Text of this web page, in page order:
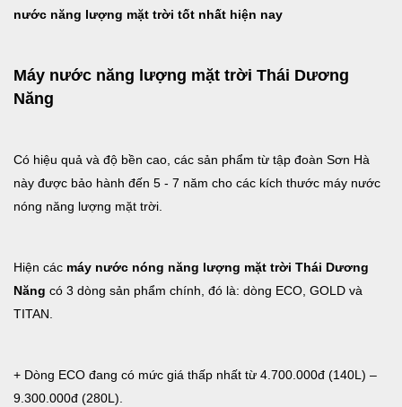
nước năng lượng mặt trời tốt nhất hiện nay
Máy nước năng lượng mặt trời Thái Dương
Năng
Có hiệu quả và độ bền cao, các sản phẩm từ tập đoàn Sơn Hà
này được bảo hành đến 5 - 7 năm cho các kích thước máy nước
nóng năng lượng mặt trời.
Hiện các máy nước nóng năng lượng mặt trời Thái Dương
Năng có 3 dòng sản phẩm chính, đó là: dòng ECO, GOLD và
TITAN.
+ Dòng ECO đang có mức giá thấp nhất từ 4.700.000đ (140L) –
9.300.000đ (280L).